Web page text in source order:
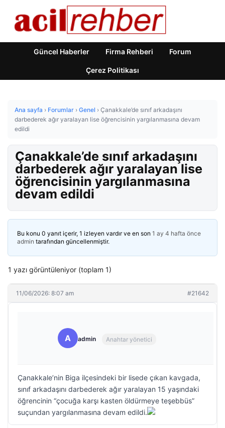
Güncel Haberler Firma Rehberi Forum
Çerez Politikası
Ana sayfa › Forumlar › Genel › Çanakkale’de sınıf arkadaşını
darbederek ağır yaralayan lise öğrencisinin yargılanmasına devam
edildi
Çanakkale’de sınıf arkadaşını
darbederek ağır yaralayan lise
öğrencisinin yargılanmasına
devam edildi
Bu konu 0 yanıt içerir, 1 izleyen vardır ve en son 1 ay 4 hafta önce
admin tarafından güncellenmiştir.
1 yazı görüntüleniyor (toplam 1)
11/06/2026: 8:07 am #21642
A admin Anahtar yönetici
Çanakkale’nin Biga ilçesindeki bir lisede çıkan kavgada,
sınıf arkadaşını darbederek ağır yaralayan 15 yaşındaki
öğrencinin “çocuğa karşı kasten öldürmeye teşebbüs”
suçundan yargılanmasına devam edildi.